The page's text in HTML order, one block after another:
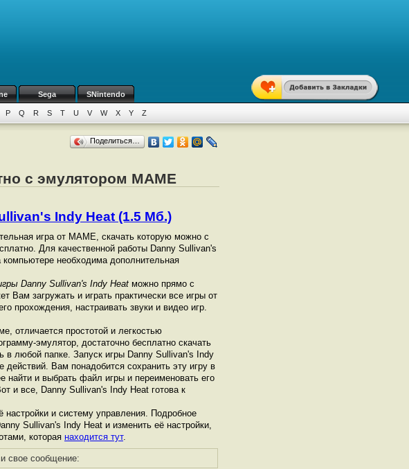
Sega SNintendo
P Q R S T U V W X Y Z
Поделиться…
с эмулятором MAME
Indy Heat (1.5 Мб.)
игра от МАМЕ, скачать которую можно с
Для качественной работы Danny Sullivan's
компьютере необходима дополнительная
Danny Sullivan's Indy Heat можно прямо с
Вам загружать и играть практически все игры от
прохождения, настраивать звуки и видео игр.
отличается простотой и легкостью
эмулятор, достаточно бесплатно скачать
в любой папке. Запуск игры Danny Sullivan's Indy
действий. Вам понадобится сохранить эту игру в
найти и выбрать файл игры и переименовать его
и все, Danny Sullivan's Indy Heat готова к
и систему управления. Подробное
Sullivan's Indy Heat и изменить её настройки,
которая находится тут.
свое сообщение: